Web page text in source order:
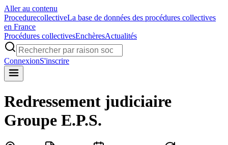
Aller au contenu
ProcedurecollectiveLa base de données des procédures collectives
en France
Procédures collectivesEnchèresActualités
ConnexionS'inscrire
Redressement judiciaire
Groupe E.P.S.